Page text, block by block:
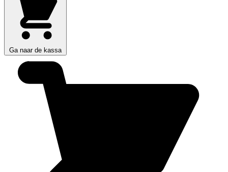
Ga naar de kassa